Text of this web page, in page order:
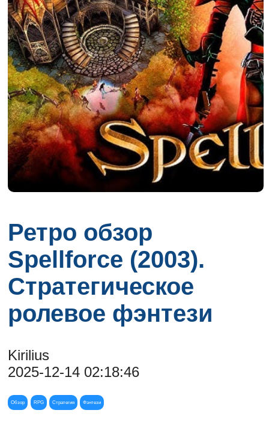
Ретро обзор
Spellforce (2003).
Стратегическое
ролевое фэнтези
Kirilius
2025-12-14 02:18:46
Обзор RPG Стратегия Фэнтези